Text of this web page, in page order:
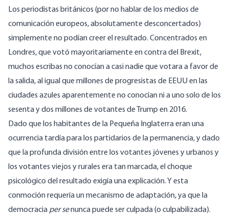
Los periodistas británicos (por no hablar de los medios de
comunicación europeos, absolutamente desconcertados)
simplemente no podían creer el resultado. Concentrados en
Londres, que votó mayoritariamente en contra del Brexit,
muchos escribas no conocían a casi nadie que votara a favor de
la salida, al igual que millones de progresistas de EEUU en las
ciudades azules aparentemente no conocían ni a uno solo de los
sesenta y dos millones de votantes de Trump en 2016.
Dado que los habitantes de la Pequeña Inglaterra eran una
ocurrencia tardía para los partidarios de la permanencia, y dado
que la profunda división entre los votantes jóvenes y urbanos y
los votantes viejos y rurales era tan marcada, el choque
psicológico del resultado exigía una explicación. Y esta
conmoción requería un mecanismo de adaptación, ya que la
democracia per senunca puede ser culpada (o culpabilizada).